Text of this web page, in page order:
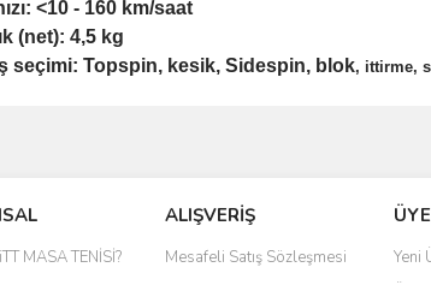
<10 - 160 km/saat
(net): 4,5 kg
seçimi: Topspin, kesik, Sidespin, blok, ittirme,
Ürün açıklamasında eksik bilgiler bulunuyor.
Ürün bilgilerinde hatalar bulunuyor.
MASA TENİSİ?
ALIŞVERİŞ
Mesafeli Satış Sözleşmesi
Yeni